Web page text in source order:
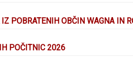
POBRATENIH OBČIN WAGNA IN
POČITNIC 2026